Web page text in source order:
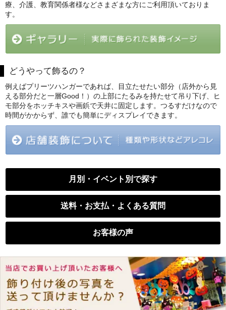
療、介護、教育関係者様などさまざまな方にご利用頂いておりま
す。
どうやって飾るの？
例えばプリーツハンガーであれば、目立たせたい部分（店外から見
える部分だと一層Good！）の上部にたるみを持たせて吊り下げ、ヒ
モ部分をホッチキスや画鋲で天井に固定します。つるすだけなので
時間がかからず、誰でも簡単にディスプレイできます。
月別・イベント別で探す
送料・お支払・よくある質問
お客様の声